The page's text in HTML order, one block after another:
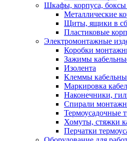
Шкафы, корпуса, боксы
Металлические
Щиты, ящики в
Пластиковые
Электромонтажные
Коробки
Зажимы
Изолента
Клеммы
Маркировка
Наконечники,
Спирали
Термоусадочные
Хомуты, стяжки
Перчатки